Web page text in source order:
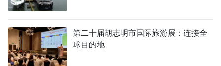
第二十届胡志明市国际旅游展：连接全
球目的地